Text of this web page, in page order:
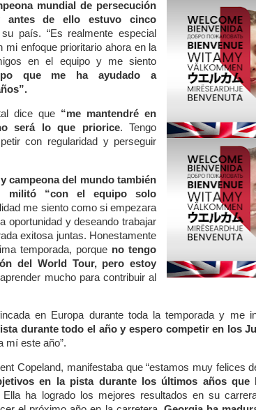
mundial de persecución
antes de ello estuvo cinco
país. “Es realmente especial
enfoque prioritario ahora en la
en el equipo y me siento
que me ha ayudado a
dice que “me mantendré en
será lo que priorice. Tengo
con regularidad y perseguir
campeona del mundo también
militó “con el equipo solo
me siento como si empezara
oportunidad y deseando trabajar
exitosa juntas. Honestamente
temporada, porque no tengo
del World Tour, pero estoy
mucho para contribuir al
en Europa durante toda la temporada y me
durante todo el año y espero competir en los
mí este año”.
Copeland, manifestaba que “estamos muy felices
en la pista durante los últimos años que
Ella ha logrado los mejores resultados en su